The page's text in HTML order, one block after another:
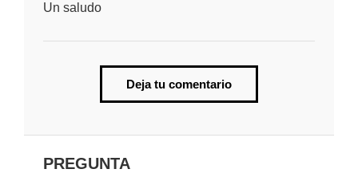
Un saludo
Deja tu comentario
PREGUNTA